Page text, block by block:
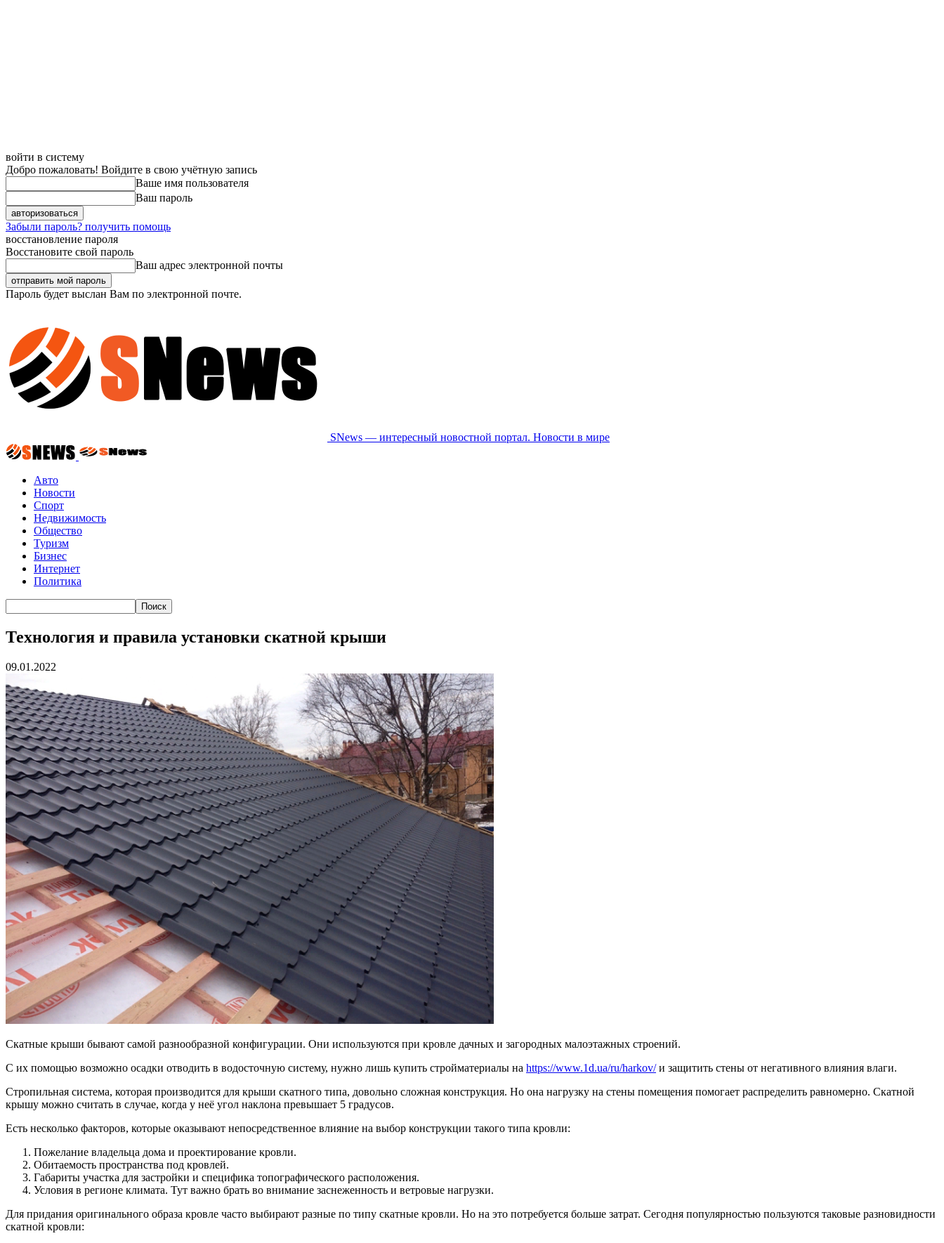
войти в систему
Добро пожаловать! Войдите в свою учётную запись
Ваше имя пользователя
Ваш пароль
Забыли пароль? получить помощь
восстановление пароля
Восстановите свой пароль
Ваш адрес электронной почты
Пароль будет выслан Вам по электронной почте.
SNews — интересный новостной портал. Новости в мире
Авто
Новости
Спорт
Недвижимость
Общество
Туризм
Бизнес
Интернет
Политика
Технология и правила установки скатной крыши
09.01.2022
Скатные крыши бывают самой разнообразной конфигурации. Они используются при кровле дачных и загородных малоэтажных строений.
С их помощью возможно осадки отводить в водосточную систему, нужно лишь купить стройматериалы на https://www.1d.ua/ru/harkov/и защитить стены от негативного влияния влаги.
Стропильная система, которая производится для крыши скатного типа, довольно сложная конструкция. Но она нагрузку на стены помещения помогает распределить равномерно. Скатной
крышу можно считать в случае, когда у неё угол наклона превышает 5 градусов.
Есть несколько факторов, которые оказывают непосредственное влияние на выбор конструкции такого типа кровли:
Пожелание владельца дома и проектирование кровли.
Обитаемость пространства под кровлей.
Габариты участка для застройки и специфика топографического расположения.
Условия в регионе климата. Тут важно брать во внимание заснеженность и ветровые нагрузки.
Для придания оригинального образа кровле часто выбирают разные по типу скатные кровли. Но на это потребуется больше затрат. Сегодня популярностью пользуются таковые разновидности
скатной кровли: